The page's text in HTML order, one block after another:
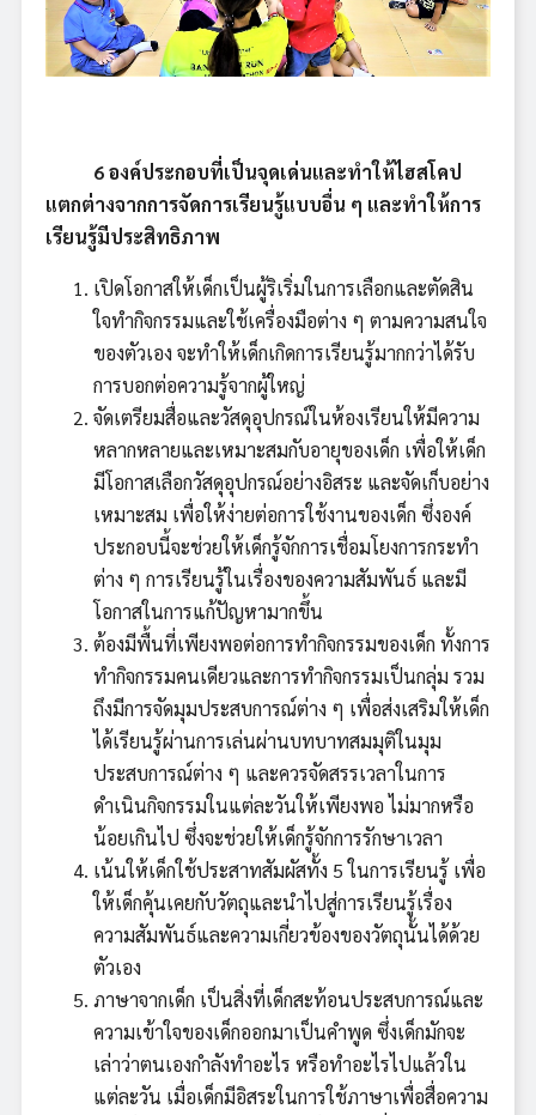
6 องค์ประกอบที่เป็นจุดเด่นและทำให้ไฮสโคป
แตกต่างจากการจัดการเรียนรู้แบบอื่น ๆ และทำให้การ
เรียนรู้มีประสิทธิภาพ
เปิดโอกาสให้เด็กเป็นผู้ริเริ่มในการเลือกและตัดสิน
ใจทำกิจกรรมและใช้เครื่องมือต่าง ๆ ตามความสนใจ
ของตัวเอง จะทำให้เด็กเกิดการเรียนรู้มากกว่าได้รับ
การบอกต่อความรู้จากผู้ใหญ่
จัดเตรียมสื่อและวัสดุอุปกรณ์ในห้องเรียนให้มีความ
หลากหลายและเหมาะสมกับอายุของเด็ก เพื่อให้เด็ก
มีโอกาสเลือกวัสดุอุปกรณ์อย่างอิสระ และจัดเก็บอย่าง
เหมาะสม เพื่อให้ง่ายต่อการใช้งานของเด็ก ซึ่งองค์
ประกอบนี้จะช่วยให้เด็กรู้จักการเชื่อมโยงการกระทำ
ต่าง ๆ การเรียนรู้ในเรื่องของความสัมพันธ์ และมี
โอกาสในการแก้ปัญหามากขึ้น
ต้องมีพื้นที่เพียงพอต่อการทำกิจกรรมของเด็ก ทั้งการ
ทำกิจกรรมคนเดียวและการทำกิจกรรมเป็นกลุ่ม รวม
ถึงมีการจัดมุมประสบการณ์ต่าง ๆ เพื่อส่งเสริมให้เด็ก
ได้เรียนรู้ผ่านการเล่นผ่านบทบาทสมมุติในมุม
ประสบการณ์ต่าง ๆ และควรจัดสรรเวลาในการ
ดำเนินกิจกรรมในแต่ละวันให้เพียงพอ ไม่มากหรือ
น้อยเกินไป ซึ่งจะช่วยให้เด็กรู้จักการรักษาเวลา
เน้นให้เด็กใช้ประสาทสัมผัสทั้ง 5 ในการเรียนรู้ เพื่อ
ให้เด็กคุ้นเคยกับวัตถุและนำไปสู่การเรียนรู้เรื่อง
ความสัมพันธ์และความเกี่ยวข้องของวัตถุนั้นได้ด้วย
ตัวเอง
ภาษาจากเด็ก เป็นสิ่งที่เด็กสะท้อนประสบการณ์และ
ความเข้าใจของเด็กออกมาเป็นคำพูด ซึ่งเด็กมักจะ
เล่าว่าตนเองกําลังทำอะไร หรือทำอะไรไปแล้วใน
แต่ละวัน เมื่อเด็กมีอิสระในการใช้ภาษาเพื่อสื่อความ